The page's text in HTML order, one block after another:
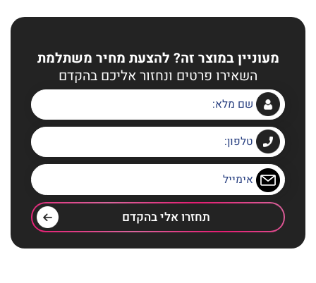
מעוניין במוצר זה? להצעת מחיר משתלמת
השאירו פרטים ונחזור אליכם בהקדם
תחזרו אלי בהקדם